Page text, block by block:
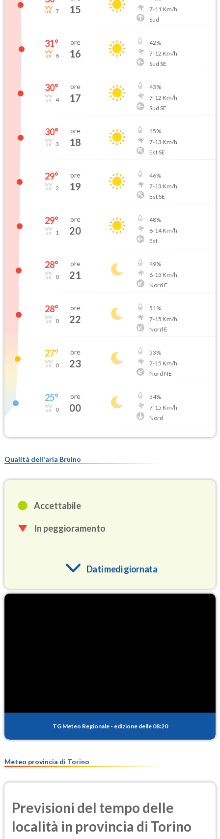
7 15
7-11 Km/h
Sud
31°
6
ore
16
42%
7-12 Km/h
Sud SE
30°
4
ore
17
43%
7-12 Km/h
Sud SE
30°
3
ore
18
45%
7-13 Km/h
Est SE
29°
2
ore
19
46%
7-13 Km/h
Est SE
29°
1
ore
20
48%
6-14Km/h
Est
28°
0
ore
21
49%
6-15 Km/h
Nord E
28°
0
ore
22
51%
7-15 Km/h
Nord E
27°
0
ore
23
53%
7-15 Km/h
Nord NE
25°
0
ore
00
54%
7-15 Km/h
Nord
Qualità dell'aria Bruino
Accettabile
In peggioramento
Dati medi giornata
PM25
TG Meteo Regionale - edizione delle 08:20
Meteo provincia di Torino
Previsioni del tempo delle
località in provincia di Torino